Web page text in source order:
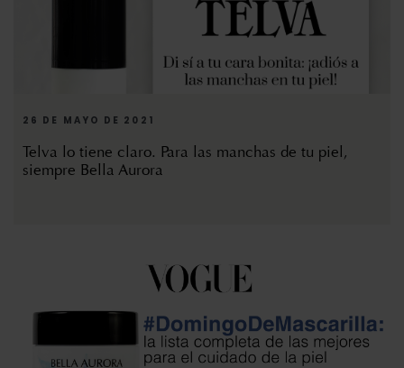
26 DE MAYO DE 2021
Telva lo tiene claro. Para las manchas de tu piel,
siempre Bella Aurora